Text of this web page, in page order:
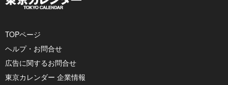
TOPページ
ヘルプ・お問合せ
広告に関するお問合せ
東京カレンダー 企業情報